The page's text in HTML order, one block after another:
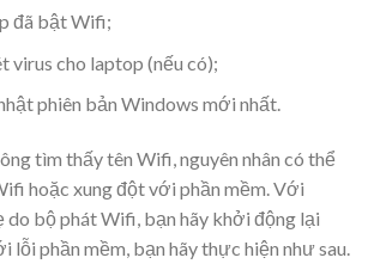
đã bật Wifi;
virus cho laptop (nếu có);
phiên bản Windows mới nhất.
tìm thấy tên Wifi, nguyên nhân có thể
hoặc xung đột với phần mềm. Với
bộ phát Wifi, bạn hãy khởi động lại
lỗi phần mềm, bạn hãy thực hiện như sau.